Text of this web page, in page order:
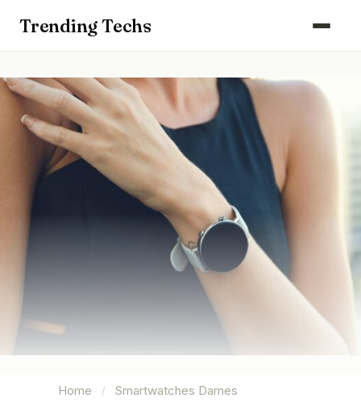
Trending Techs
Keuken & Huishouden
Schoonmaak
Smart Home & Beveiliging
Kantoor & Werkplek
Maak kennis met ons team
Home / Smartwatches Dames